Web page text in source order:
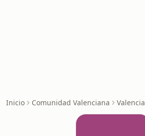
Inicio Comunidad Valenciana Valencia